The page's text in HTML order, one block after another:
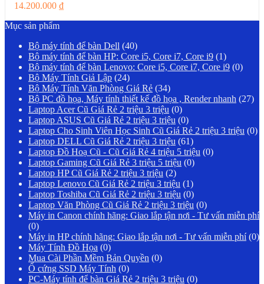
14.200.000 ₫
Mục sản phẩm
Bộ máy tính để bàn Dell (40)
Bộ máy tính để bàn HP: Core i5, Core i7, Core i9 (1)
Bộ máy tính để bàn Lenovo: Core i5, Core i7, Core i9 (0)
Bộ Máy Tính Giả Lập (24)
Bộ Máy Tính Văn Phòng Giá Rẻ (34)
Bộ PC đồ họa, Máy tính thiết kế đồ họa , Render nhanh (27)
Laptop Acer Cũ Giá Rẻ 2 triệu 3 triệu (0)
Laptop ASUS Cũ Giá Rẻ 2 triệu 3 triệu (0)
Laptop Cho Sinh Viên Học Sinh Cũ Giá Rẻ 2 triệu 3 triệu (0)
Laptop DELL Cũ Giá Rẻ 2 triệu 3 triệu (61)
Laptop Đồ Hoạ Cũ - Cũ Giá Rẻ 4 triệu 5 triệu (0)
Laptop Gaming Cũ Giá Rẻ 3 triệu 5 triệu (0)
Laptop HP Cũ Giá Rẻ 2 triệu 3 triệu (2)
Laptop Lenovo Cũ Giá Rẻ 2 triệu 3 triệu (1)
Laptop Toshiba Cũ Giá Rẻ 2 triệu 3 triệu (0)
Laptop Văn Phòng Cũ Giá Rẻ 2 triệu 3 triệu (0)
Máy in Canon chính hãng: Giao lắp tận nơi - Tư vấn miễn phí
(0)
Máy in HP chính hãng: Giao lắp tận nơi - Tư vấn miễn phí (0)
Máy Tính Đồ Họa (0)
Mua Cài Phần Mềm Bản Quyền (0)
Ổ cứng SSD Máy Tính (0)
PC-Máy tính để bàn Giá Rẻ 2 triệu 3 triệu (0)